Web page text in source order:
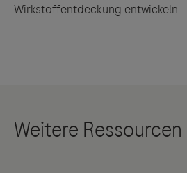
Wirkstoffentdeckung entwickeln.